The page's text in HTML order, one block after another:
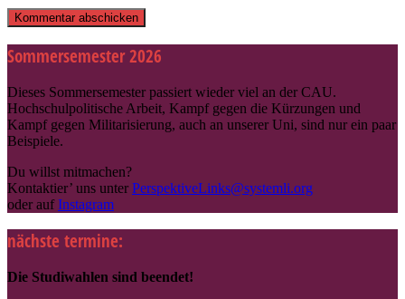
Sommersemester 2026
Dieses Sommersemester passiert wieder viel an der CAU.
Hochschulpolitische Arbeit, Kampf gegen die Kürzungen und
Kampf gegen Militarisierung, auch an unserer Uni, sind nur ein paar
Beispiele.
Du willst mitmachen?
Kontaktier’ uns unter PerspektiveLinks@systemli.org
oder aufInstagram
nächste termine:
Die Studiwahlen sind beendet!